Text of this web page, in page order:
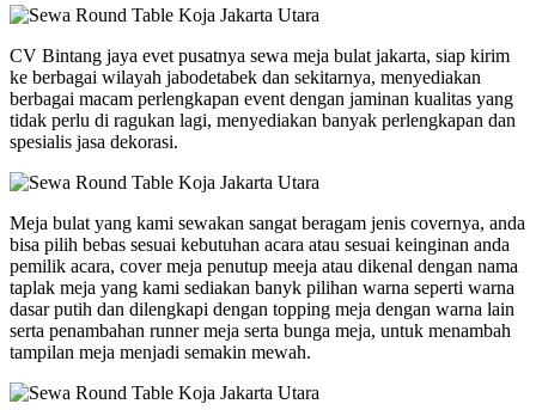
CV Bintang jaya evet pusatnya sewa meja bulat jakarta, siap kirim
ke berbagai wilayah jabodetabek dan sekitarnya, menyediakan
berbagai macam perlengkapan event dengan jaminan kualitas yang
tidak perlu di ragukan lagi, menyediakan banyak perlengkapan dan
spesialis jasa dekorasi.
Meja bulat yang kami sewakan sangat beragam jenis covernya, anda
bisa pilih bebas sesuai kebutuhan acara atau sesuai keinginan anda
pemilik acara, cover meja penutup meeja atau dikenal dengan nama
taplak meja yang kami sediakan banyk pilihan warna seperti warna
dasar putih dan dilengkapi dengan topping meja dengan warna lain
serta penambahan runner meja serta bunga meja, untuk menambah
tampilan meja menjadi semakin mewah.